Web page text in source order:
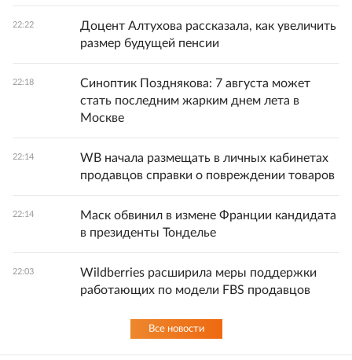
22:22
Доцент Алтухова рассказала, как увеличить
размер будущей пенсии
22:18
Синоптик Позднякова: 7 августа может
стать последним жарким днем лета в
Москве
22:14
WB начала размещать в личных кабинетах
продавцов справки о повреждении товаров
22:14
Маск обвинил в измене Франции кандидата
в президенты Тонделье
22:03
Wildberries расширила меры поддержки
работающих по модели FBS продавцов
Все новости